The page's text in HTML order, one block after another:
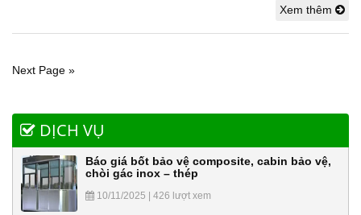
Xem thêm
Next Page »
DỊCH VỤ
Báo giá bốt bảo vệ composite, cabin bảo vệ,
chòi gác inox – thép
10/11/2025 | 426 lượt xem